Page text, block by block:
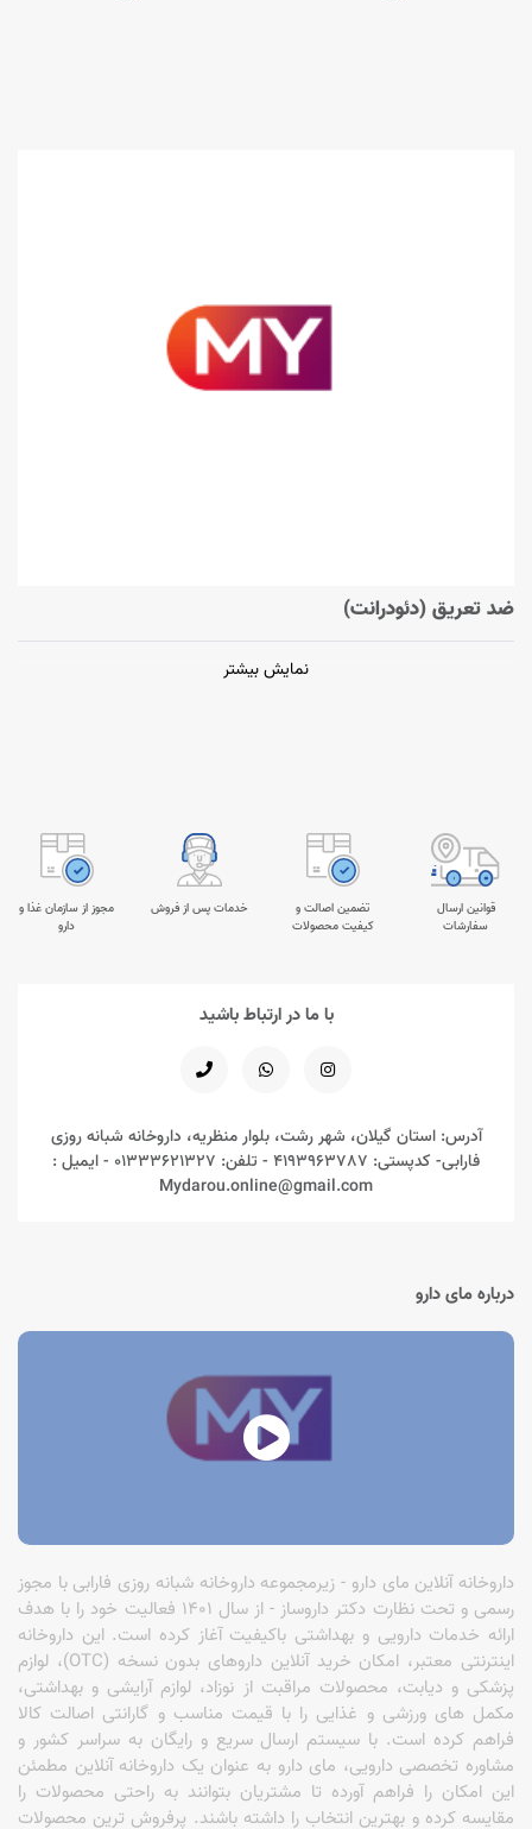
ضد تعریق (دئودرانت)
نمایش بیشتر
قوانین ارسال
سفارشات
تضمین اصالت و
کیفیت محصولات
خدمات پس از فروش
مجوز از سازمان غذا و
دارو
با ما در ارتباط باشید
آدرس: استان گیلان، شهر رشت، بلوار منظریه، داروخانه شبانه روزی
فارابی- کدپستی: 4193963787 - تلفن: 01333621327 - ایمیل :
Mydarou.online@gmail.com
درباره مای دارو
داروخانه آنلاین مای دارو - زیرمجموعه داروخانه شبانه روزی فارابی با مجوز
رسمی و تحت نظارت دکتر داروساز - از سال 1401 فعالیت خود را با هدف
ارائه خدمات دارویی و بهداشتی باکیفیت آغاز کرده است. این داروخانه
اینترنتی معتبر، امکان خرید آنلاین داروهای بدون نسخه (OTC)، لوازم
پزشکی و دیابت، محصولات مراقبت از نوزاد، لوازم آرایشی و بهداشتی،
مکمل های ورزشی و غذایی را با قیمت مناسب و گارانتی اصالت کالا
فراهم کرده است. با سیستم ارسال سریع و رایگان به سراسر کشور و
مشاوره تخصصی دارویی، مای دارو به عنوان یک داروخانه آنلاین مطمئن
این امکان را فراهم آورده تا مشتریان بتوانند به راحتی محصولات را
مقایسه کرده و بهترین انتخاب را داشته باشند. پرفروش ترین محصولات